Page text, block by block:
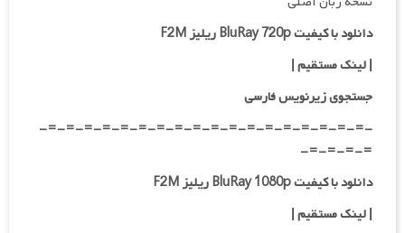
دانلود با کیفیت BluRay 720p ریلیز F2M
| لینک مستقیم|
جستجوی زیرنویس فارسی
-=-=-=-=-=-=-=-=-=-=-=-=-=-=-=-=-=-=-
=-=-=-=-
دانلود با کیفیت BluRay 1080p ریلیز F2M
|لینک مستقیم|